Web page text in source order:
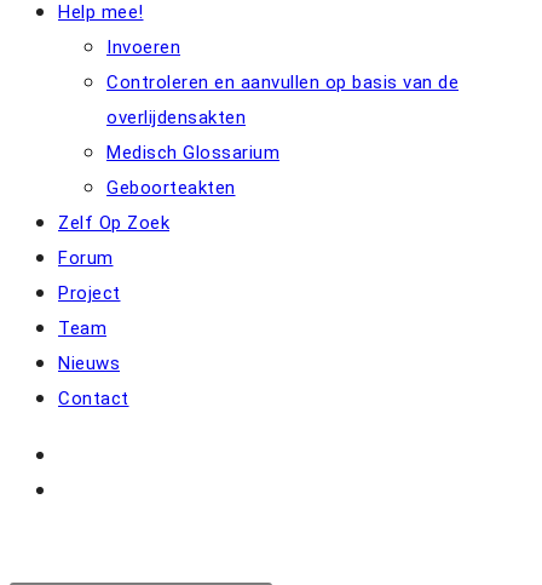
Help mee!
Invoeren
Controleren en aanvullen op basis van de
overlijdensakten
Medisch Glossarium
Geboorteakten
Zelf Op Zoek
Forum
Project
Team
Nieuws
Contact